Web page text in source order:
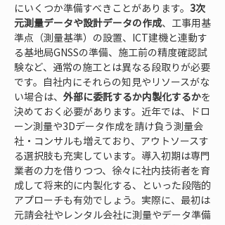
にいくつか準備すべきことがあります。 3次
元測量データや設計データの作成、工事用基
準点（測量基準）の設置、ICT建機と連動す
る基地局GNSSの準備、施工前の精度確認試
験など、通常の施工とは異なる段取りが必要
です。自社内にそれらの知見やリソースがな
い場合は、 外部に委託するか内製化するかを
決めておく必要があります。近年では、ドロ
ーン測量や3Dデータ作成を請け負う測量会
社・コンサルも増えており、アウトソースす
る選択肢も充実しています。導入初期は専門
業者の力を借りつつ、徐々に社内技術者を育
成して将来的に内製化する、といった段階的
アプローチも有効でしょう。実際に、最初は
元請会社やレンタル会社に測量やデータ準備